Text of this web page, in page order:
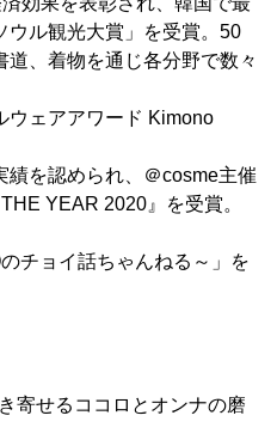
ウル観光大賞」を受賞。50
、着物を通じ各分野で数々
ウェアアワード Kimono
を認められ、＠cosme主催
YEAR 2020』を受賞。
チョイ話ちゃんねる～」を
寄せるココロとオンナの磨